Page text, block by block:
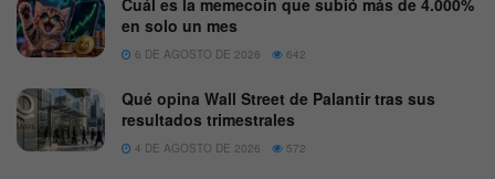
en solo un mes
6 DE AGOSTO DE 2026 642
Qué opina Wall Street de Palantir tras sus
resultados trimestrales
4 DE AGOSTO DE 2026 572